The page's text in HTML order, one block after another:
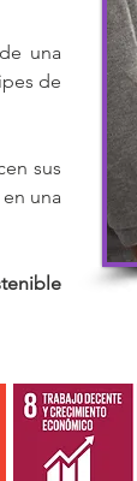
una
de
sus
una